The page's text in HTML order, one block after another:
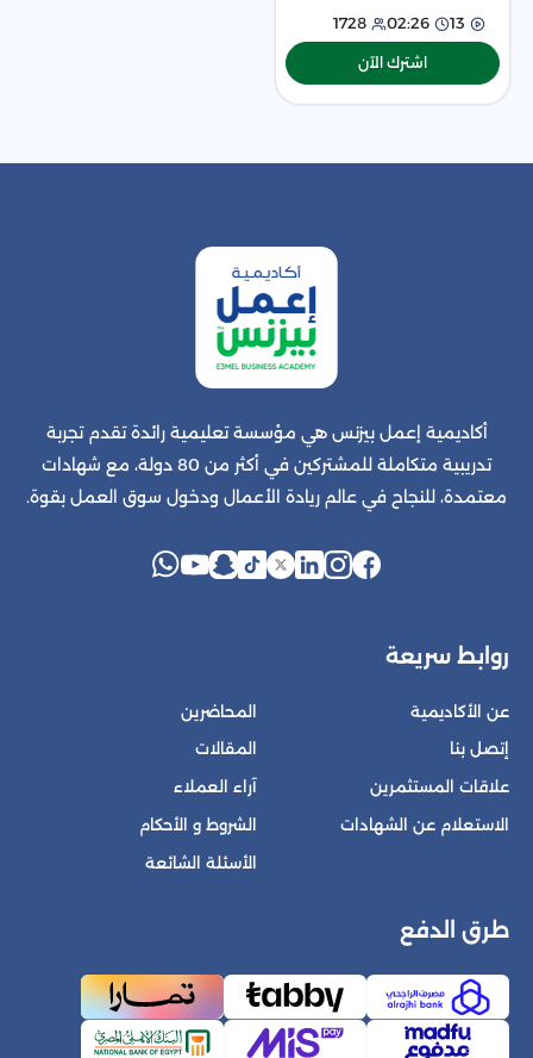
13
02:26
1728
اشترك الآن
أكاديمية إعمل بيزنس هي مؤسسة تعليمية رائدة تقدم تجربة
تدريبية متكاملة للمشتركين في أكثر من 80 دولة، مع شهادات
معتمدة، للنجاح في عالم ريادة الأعمال ودخول سوق العمل بقوة.
روابط سريعة
عن الأكاديمية
إتصل بنا
علاقات المستثمرين
الاستعلام عن الشهادات
المحاضرين
المقالات
آراء العملاء
الشروط و الأحكام
الأسئلة الشائعة
طرق الدفع